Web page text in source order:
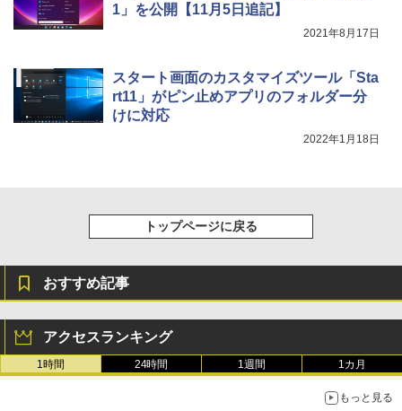
1」を公開【11月5日追記】
2021年8月17日
スタート画面のカスタマイズツール「Sta
rt11」がピン止めアプリのフォルダー分
けに対応
2022年1月18日
トップページに戻る
おすすめ記事
アクセスランキング
1時間 24時間 1週間 1カ月
もっと見る